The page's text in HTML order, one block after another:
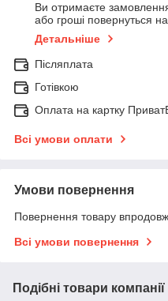
Ви отримаєте
або гроші повернуться
Детальніше
Післяплата
Готівкою
Оплата на картку
Всі умови оплати
Умови повернення
Повернення товару
Всі умови повернення
Подібні товари компанії